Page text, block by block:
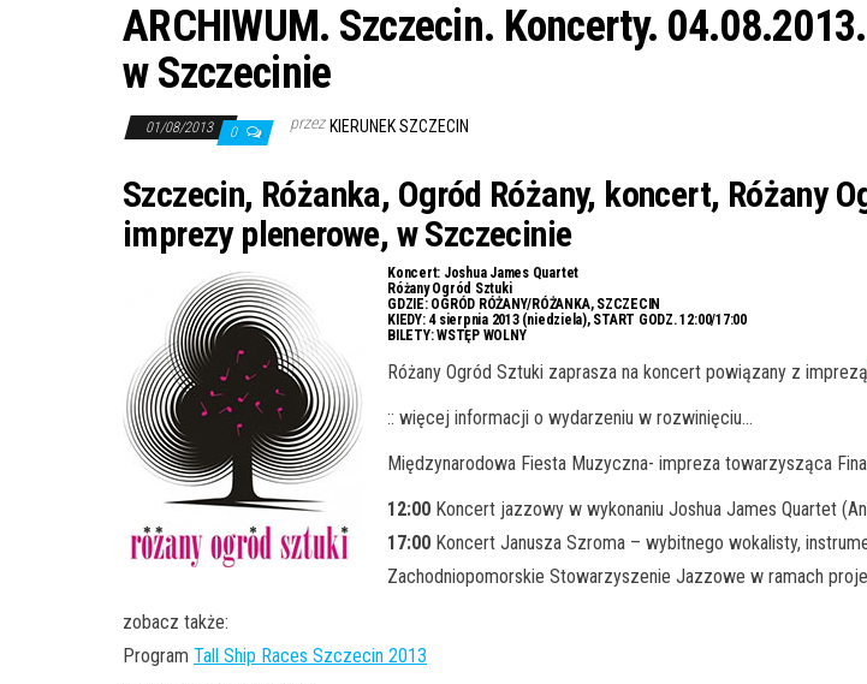
ARCHIWUM. Szczecin. Koncerty.
w Szczecinie
01/08/2013 0 przez KIERUNEK SZCZECIN
Szczecin, Różanka, Ogród Różany, koncert, Różany
imprezy plenerowe, w Szczecinie
Koncert: Joshua James Quartet
Różany Ogród Sztuki
GDZIE:OGRÓD RÓŻANY/RÓŻANKA, SZCZECIN
KIEDY:4 sierpnia 2013 (niedziela), START GODZ. 12:00/17:00
BILETY:WSTĘP WOLNY
Różany Ogród Sztuki zaprasza na koncert powiązany z imprezą
:: więcej informacji o wydarzeniu w rozwinięciu…
Międzynarodowa Fiesta Muzyczna- impreza towarzysząca
12:00 Koncert jazzowy w wykonaniu Joshua James Quartet
17:00 Koncert Janusza Szroma – wybitnego wokalisty,
Zachodniopomorskie Stowarzyszenie Jazzowe w ramach
zobacz także:
Program Tall Ship Races Szczecin 2013